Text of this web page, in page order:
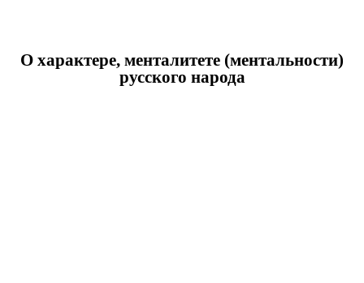
О характере, менталитете (ментальности)
русского народа